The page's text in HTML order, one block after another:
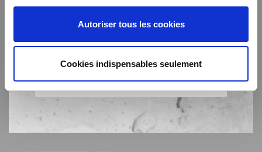
Autoriser tous les cookies
Cookies indispensables seulement
Lot de 3 T-shirts de travail
THOR
T-shirt signature en
coton SIGNATS